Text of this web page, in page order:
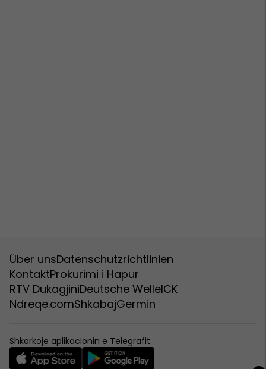
Über unsDatenschutzrichtlinien
KontaktProkurimi i Hapur
RTV DukagjiniDeutsche WelleICK
Ndreqe.comShkabajGermin
Shkarkoje aplikacionin e Telegrafit